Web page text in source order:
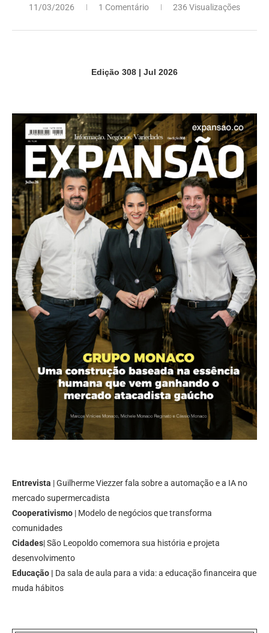
11/03/2026 1 Comentário 236 Visualizações
Edição 308 | Jul 2026
Entrevista | Guilherme Viezzer fala sobre a automação e a IA no
mercado supermercadista
Cooperativismo | Modelo de negócios que transforma
comunidades
Cidades| São Leopoldo comemora sua história e projeta
desenvolvimento
Educação | Da sala de aula para a vida: a educação financeira que
muda hábitos